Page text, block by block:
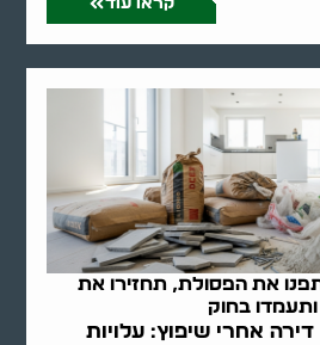
את הפסולת, תחזירו את
בחוק
דירה אחרי שיפוץ: עלויות